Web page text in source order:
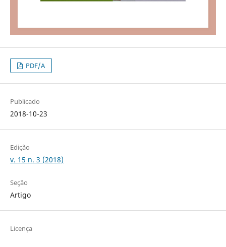
PDF/A
Publicado
2018-10-23
Edição
v. 15 n. 3 (2018)
Seção
Artigo
Licença